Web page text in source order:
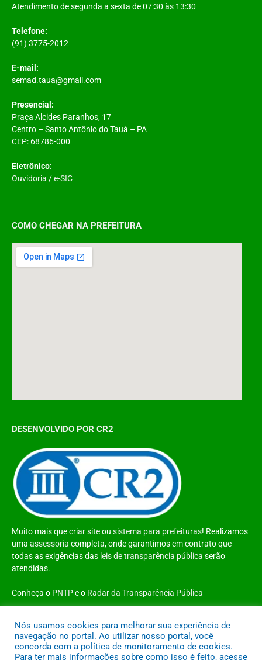
Atendimento de segunda a sexta de 07:30 às 13:30
Telefone:
(91) 3775-2012
E-mail:
semad.taua@gmail.com
Presencial:
Praça Alcides Paranhos, 17
Centro – Santo Antônio do Tauá – PA
CEP: 68786-000
Eletrônico:
Ouvidoria /e-SIC
COMO CHEGAR NA PREFEITURA
DESENVOLVIDO POR CR2
Muito mais quecriar siteou sistema para prefeituras! Realizamos
uma assessoria completa, onde garantimos em contrato que
todas as exigências das leis de transparência pública serão
atendidas.
Conheça o PNTPe o Radar da Transparência Pública
Todos os direitos reservados a Prefeitura Municipal de Santo Antônio do
Nós usamos cookies para melhorar sua experiência de
navegação no portal. Ao utilizar nosso portal, você
concorda com a política de monitoramento de cookies.
Para ter mais informações sobre como isso é feito, acesse